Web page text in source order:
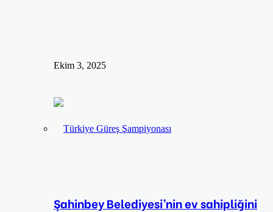
Ekim 3, 2025
Şahinbey Belediyesi’nin ev sahipliğini